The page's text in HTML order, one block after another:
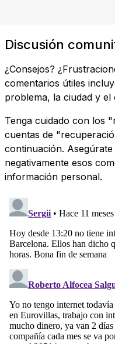
Discusión
¿Consejos?
comentarios útiles
problema, la ciudad y el
Tenga cuidado con los
cuentas de
continuación.
negativamente esos
información personal.